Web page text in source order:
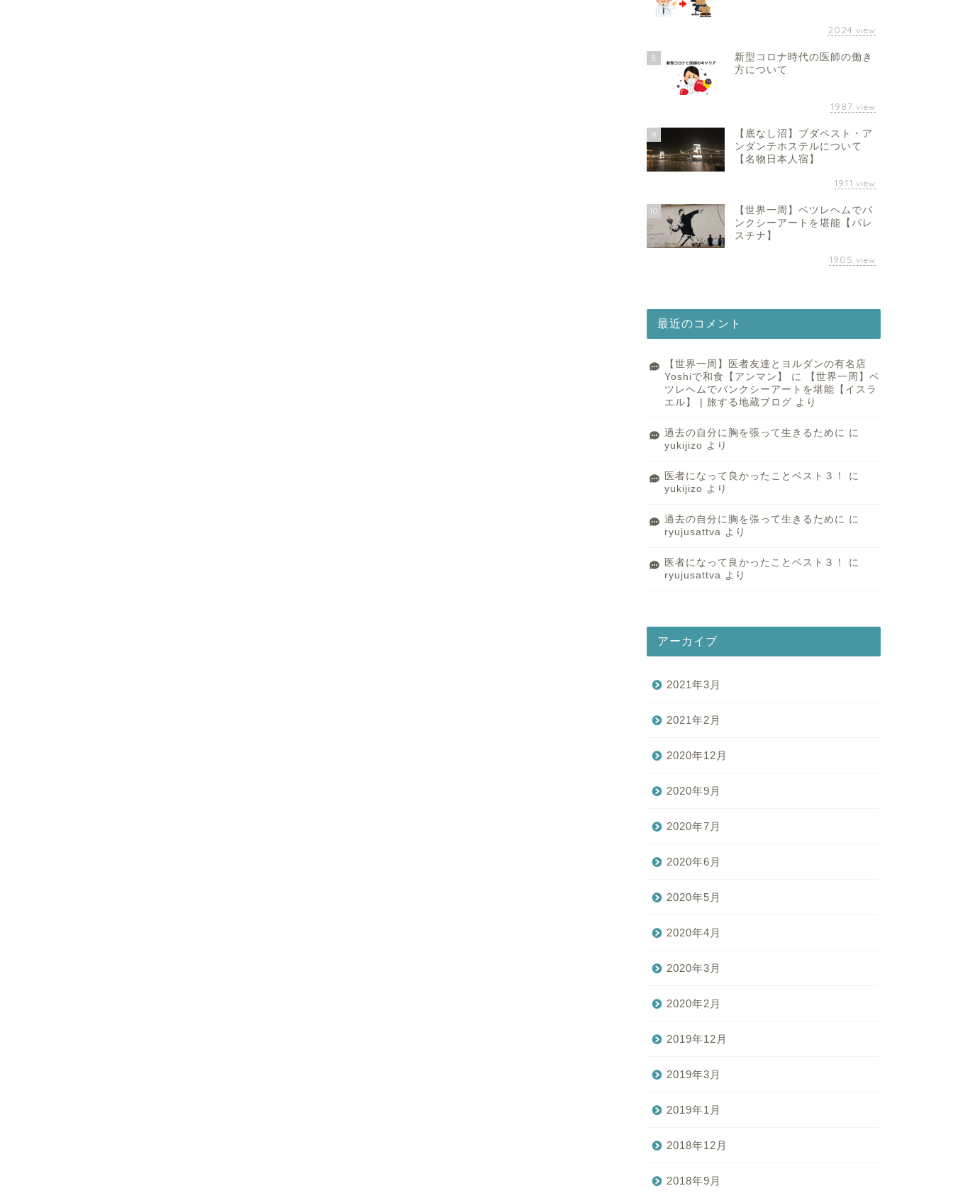
2024 view
8
新型コロナ時代の医師の働き
方について
1987 view
9
【底なし沼】ブダペスト・ア
ンダンテホステルについて
【名物日本人宿】
1911 view
10
【世界一周】ベツレヘムでバ
ンクシーアートを堪能【パレ
スチナ】
1905 view
最近のコメント
【世界一周】医者友達とヨルダンの有名店
Yoshiで和食【アンマン】
に
【世界一周】ベ
ツレヘムでバンクシーアートを堪能【イスラ
エル】 | 旅する地蔵ブログ より
過去の自分に胸を張って生きるために に
yukijizo より
医者になって良かったことベスト３！
に
yukijizo より
過去の自分に胸を張って生きるために に
ryujusattva より
医者になって良かったことベスト３！
に
ryujusattva より
アーカイブ
2021年3月
2021年2月
2020年12月
2020年9月
2020年7月
2020年6月
2020年5月
2020年4月
2020年3月
2020年2月
2019年12月
2019年3月
2019年1月
2018年12月
2018年9月